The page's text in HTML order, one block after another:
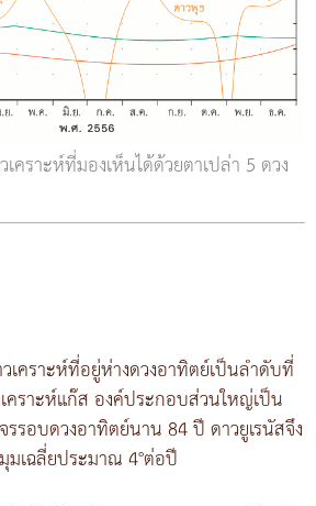
คราะห์ที่มองเห็นได้ด้วยตาเปล่า 5 ดวง
เคราะห์ที่อยู่ห่างดวงอาทิตย์เป็นลำดับที่
คราะห์แก๊ส องค์ประกอบส่วนใหญ่เป็น
รรอบดวงอาทิตย์นาน 84 ปี ดาวยูเรนัสจึง
มเฉลี่ยประมาณ 4°ต่อปี